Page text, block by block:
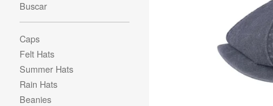
Buscar
Caps
Felt Hats
Summer Hats
Rain Hats
Beanies